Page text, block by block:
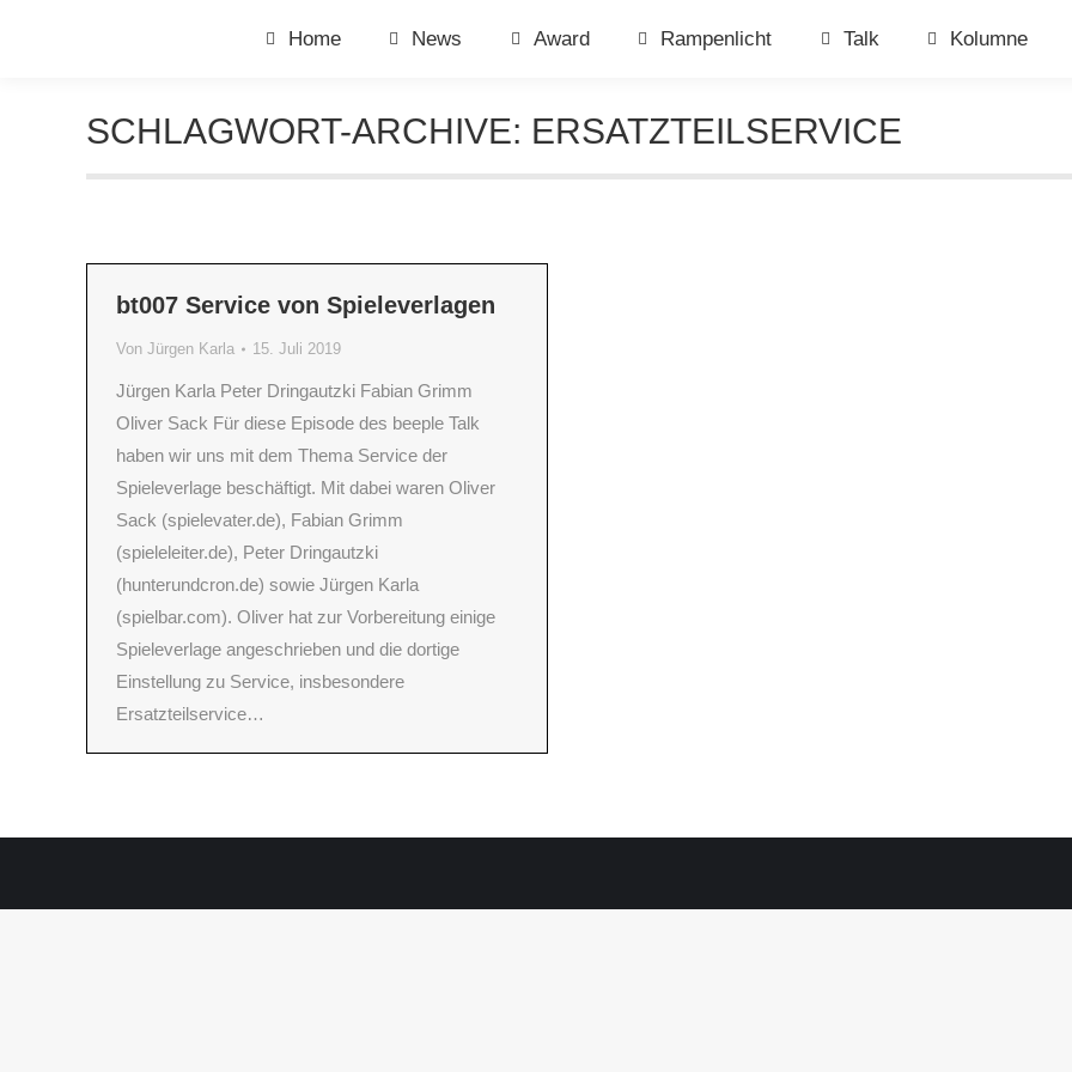
Home News Award Rampenlicht Talk Kolumne
SCHLAGWORT-ARCHIVE: ERSATZTEILSERVICE
bt007 Service von Spieleverlagen
Von Jürgen Karla 15. Juli 2019
Jürgen Karla Peter Dringautzki Fabian Grimm
Oliver Sack Für diese Episode des beeple Talk
haben wir uns mit dem Thema Service der
Spieleverlage beschäftigt. Mit dabei waren Oliver
Sack (spielevater.de), Fabian Grimm
(spieleleiter.de), Peter Dringautzki
(hunterundcron.de) sowie Jürgen Karla
(spielbar.com). Oliver hat zur Vorbereitung einige
Spieleverlage angeschrieben und die dortige
Einstellung zu Service, insbesondere
Ersatzteilservice…